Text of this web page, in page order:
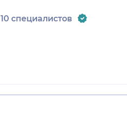
10 специалистов